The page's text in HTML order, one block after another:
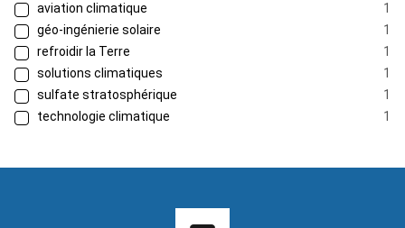
aviation climatique
1
géo-ingénierie solaire
1
refroidir la Terre
1
solutions climatiques
1
sulfate stratosphérique
1
technologie climatique
1